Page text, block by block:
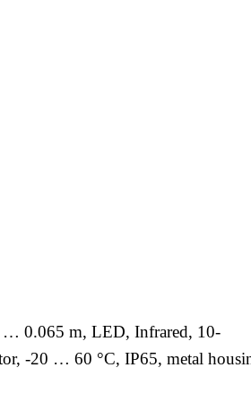
… 0.065 m, LED, Infrared, 10-
-20 … 60 °C, IP65, metal